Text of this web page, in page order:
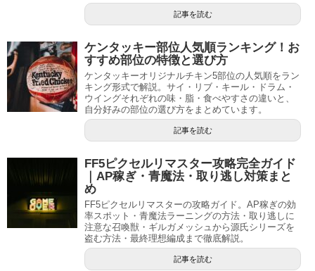
記事を読む
ケンタッキー部位人気順ランキング！お
すすめ部位の特徴と選び方
ケンタッキーオリジナルチキン5部位の人気順をラン
キング形式で解説。サイ・リブ・キール・ドラム・
ウイングそれぞれの味・脂・食べやすさの違いと、
自分好みの部位の選び方をまとめています。
記事を読む
FF5ピクセルリマスター攻略完全ガイド
｜AP稼ぎ・青魔法・取り逃し対策まと
め
FF5ピクセルリマスターの攻略ガイド。AP稼ぎの効
率スポット・青魔法ラーニングの方法・取り逃しに
注意な召喚獣・ギルガメッシュから源氏シリーズを
盗む方法・最終理想編成まで徹底解説。
記事を読む